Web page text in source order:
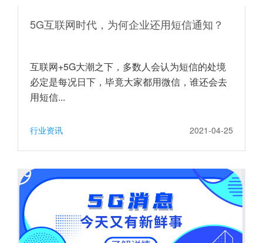
5G互联网时代，为何企业还用短信通知？
互联网+5G大潮之下，多数人会认为短信的处境
必定是每况日下，毕竟大家都用微信，谁还会去
用短信...
行业资讯 2021-04-25